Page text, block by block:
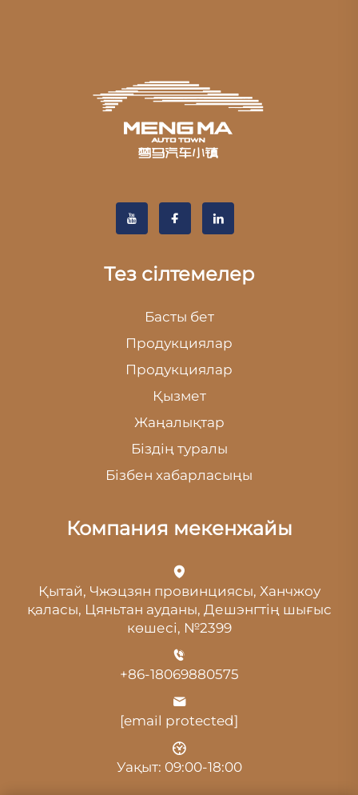
Тез сілтемелер
Басты бет
Продукциялар
Продукциялар
Қызмет
Жаңалықтар
Біздің туралы
Бізбен хабарласыңы
Компания мекенжайы
Қытай, Чжэцзян провинциясы, Ханчжоу
қаласы, Цяньтан ауданы, Дешэнгтің шығыс
көшесі, №2399
+86-18069880575
[email protected]
Уақыт: 09:00-18:00